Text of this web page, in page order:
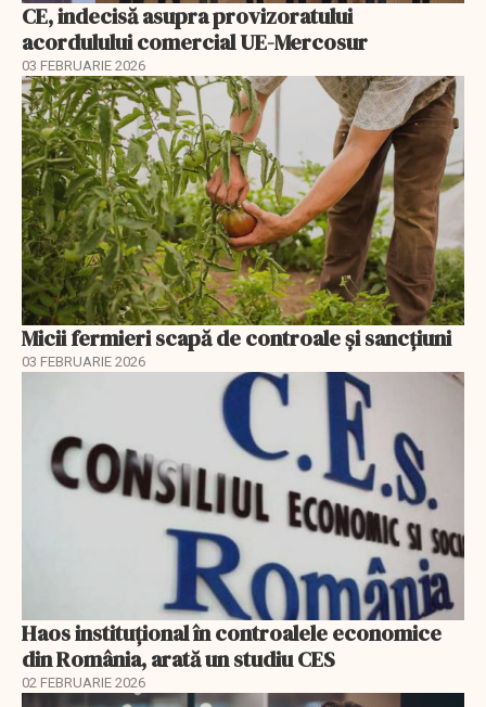
CE, indecisă asupra provizoratului
acordulului comercial UE-Mercosur
03 FEBRUARIE 2026
Micii fermieri scapă de controale și sancțiuni
03 FEBRUARIE 2026
Haos instituțional în controalele economice
din România, arată un studiu CES
02 FEBRUARIE 2026